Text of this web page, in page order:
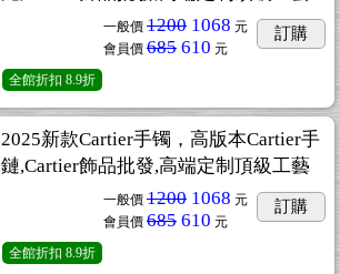
一般價 1200 1068 元
會員價 685 610 元
訂購
全館折扣 8.9折
2025新款Cartier手镯，高版本Cartier手
鏈,Cartier飾品批發,高端定制頂級工藝
一般價 1200 1068 元
會員價 685 610 元
訂購
全館折扣 8.9折